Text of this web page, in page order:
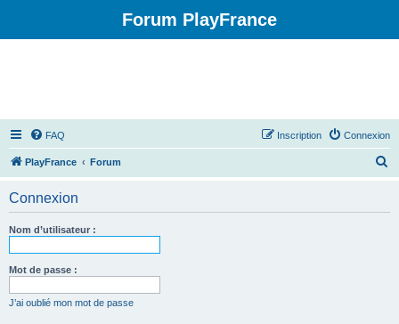
Forum PlayFrance
FAQ Connexion
Inscription
PlayFrance Forum
Connexion
Nom d’utilisateur :
Mot de passe :
J’ai oublié mon mot de passe